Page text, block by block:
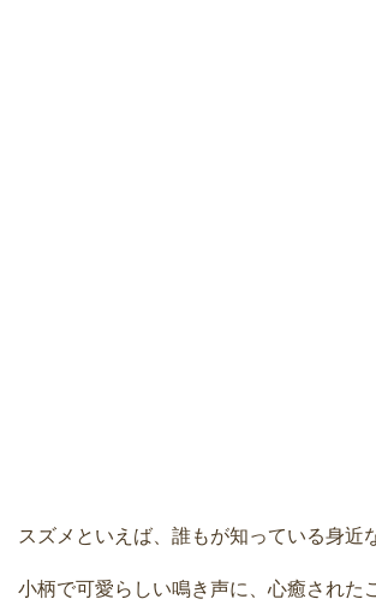
スズメといえば、誰もが知っている身近
小柄で可愛らしい鳴き声に、心癒された